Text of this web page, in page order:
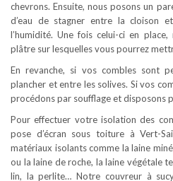
chevrons. Ensuite, nous posons un
d’eau de stagner entre la cloison
l’humidité. Une fois celui-ci en
plâtre sur lesquelles vous pourrez
En revanche, si vos combles sont
plancher et entre les solives. Si vos
procédons par soufflage et disposons
Pour effectuer votre isolation des
pose d’écran sous toiture à Vert-
matériaux isolants comme la laine
ou la laine de roche, la laine végétale
lin, la perlite… Notre couvreur à